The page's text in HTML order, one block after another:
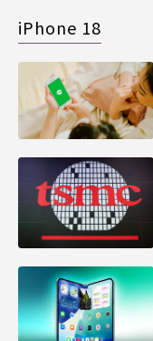
iPhone 18